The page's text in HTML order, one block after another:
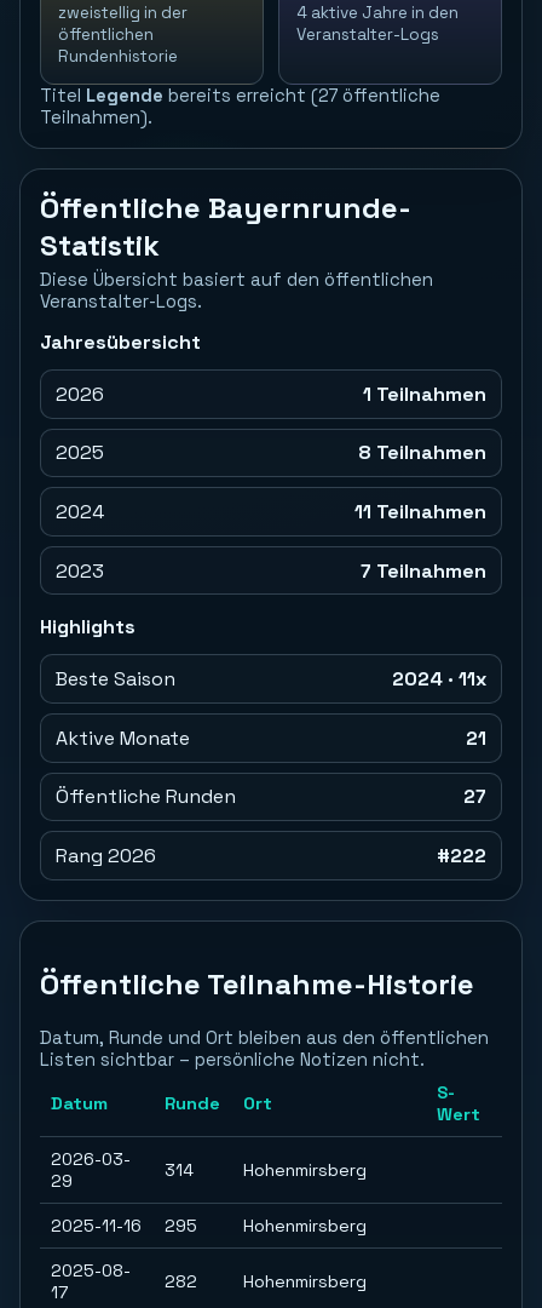
zweistellig in der
öffentlichen
Rundenhistorie
4 aktive Jahre in den
Veranstalter-Logs
Titel Legende bereits erreicht (27 öffentliche
Teilnahmen).
Öffentliche Bayernrunde-
Statistik
Diese Übersicht basiert auf den öffentlichen
Veranstalter-Logs.
Jahresübersicht
2026 1 Teilnahmen
2025 8 Teilnahmen
2024 11 Teilnahmen
2023 7 Teilnahmen
Highlights
Beste Saison 2024 · 11x
Aktive Monate 21
Öffentliche Runden 27
Rang 2026 #222
Öffentliche Teilnahme-Historie
Datum, Runde und Ort bleiben aus den öffentlichen
Listen sichtbar – persönliche Notizen nicht.
Datum
Runde Ort
S-
Wert
2026-03-
29
314 Hohenmirsberg
2025-11-16 295 Hohenmirsberg
2025-08-
17
282 Hohenmirsberg